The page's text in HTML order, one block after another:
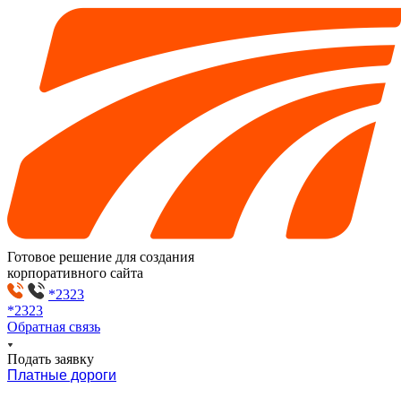
Готовое решение для создания
корпоративного сайта
*2323
*2323
Обратная связь
Подать заявку
Платные дороги